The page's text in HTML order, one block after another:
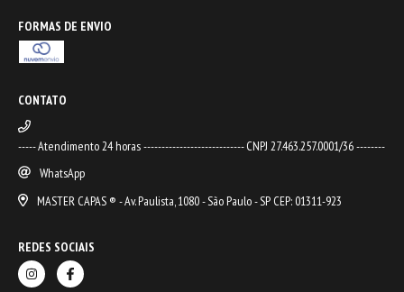
FORMAS DE ENVIO
CONTATO
----- Atendimento 24 horas ---------------------------- CNPJ 27.463.257.0001/36 --------
WhatsApp
MASTER CAPAS ® - Av. Paulista, 1080 - São Paulo - SP CEP: 01311-923
REDES SOCIAIS